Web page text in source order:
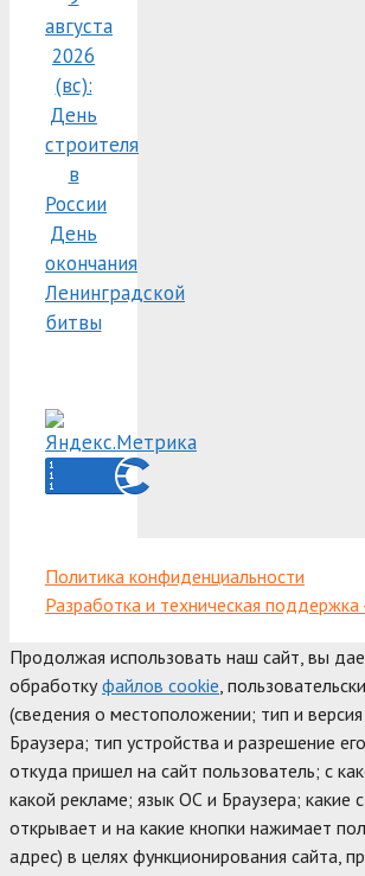
августа
2026
(вс):
День
строителя
в
России
День
окончания
Ленинградской
битвы
Политика конфиденциальности
Разработка и техническая поддержка
Продолжая использовать наш сайт, вы
обработкуфайлов cookie ,
(сведения о местоположении; тип и
Браузера; тип устройства и разрешение
откуда пришел на сайт пользователь; с
какой рекламе; язык ОС и Браузера; какие
открывает и на какие кнопки нажимает
адрес) в целях функционирования сайта,